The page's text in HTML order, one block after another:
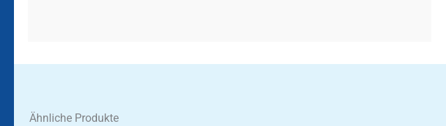
Ähnliche Produkte